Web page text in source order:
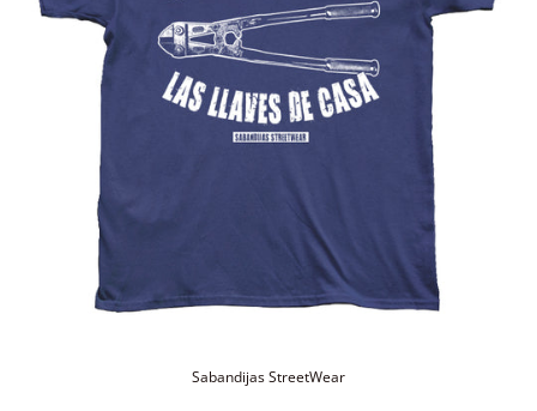
Sabandijas StreetWear